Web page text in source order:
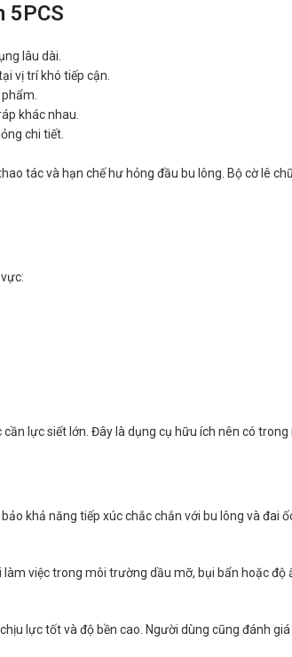
5PCS
lâu dài.
vị trí khó tiếp cận.
khác nhau.
chi tiết.
tác và hạn chế hư hỏng đầu bu lông. Bộ cờ lê
lực siết lớn. Đây là dụng cụ hữu ích nên có trong
khả năng tiếp xúc chắc chắn với bu lông và
việc trong môi trường dầu mỡ, bụi bẩn hoặc
lực tốt và độ bền cao. Người dùng cũng đánh